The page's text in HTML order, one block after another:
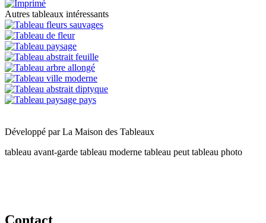
Autres tableaux intéressants
Développé parLa Maison des Tableaux
tableau avant-garde tableau moderne tableau peut tableau photo
Contact